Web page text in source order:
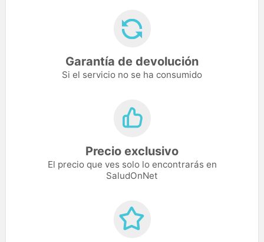
Garantía de devolución
Si el servicio no se ha consumido
Precio exclusivo
El precio que ves solo lo encontrarás en
SaludOnNet